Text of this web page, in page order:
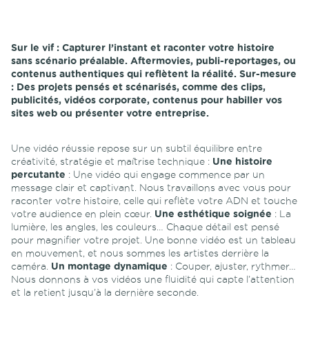
Sur le vif : Capturer l’instant et raconter votre histoire
sans scénario préalable. Aftermovies, publi-reportages, ou
contenus authentiques qui reflètent la réalité. Sur-mesure
: Des projets pensés et scénarisés, comme des clips,
publicités, vidéos corporate, contenus pour habiller vos
sites web ou présenter votre entreprise.
Une vidéo réussie repose sur un subtil équilibre entre
créativité, stratégie et maîtrise technique : Une histoire
percutante : Une vidéo qui engage commence par un
message clair et captivant. Nous travaillons avec vous pour
raconter votre histoire, celle qui reflète votre ADN et touche
votre audience en plein cœur. Une esthétique soignée : La
lumière, les angles, les couleurs… Chaque détail est pensé
pour magnifier votre projet. Une bonne vidéo est un tableau
en mouvement, et nous sommes les artistes derrière la
caméra. Un montage dynamique : Couper, ajuster, rythmer…
Nous donnons à vos vidéos une fluidité qui capte l’attention
et la retient jusqu’à la dernière seconde.